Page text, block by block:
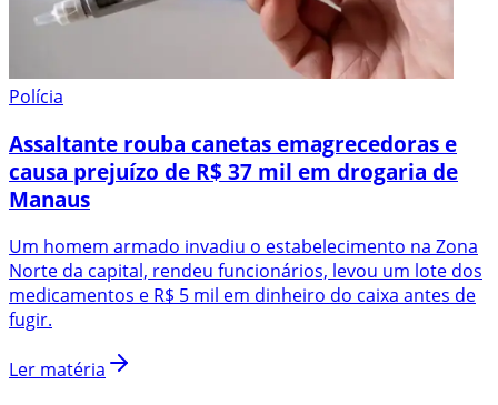
Polícia
Assaltante rouba canetas emagrecedoras e
causa prejuízo de R$ 37 mil em drogaria de
Manaus
Um homem armado invadiu o estabelecimento na Zona
Norte da capital, rendeu funcionários, levou um lote dos
medicamentos e R$ 5 mil em dinheiro do caixa antes de
fugir.
Ler matéria